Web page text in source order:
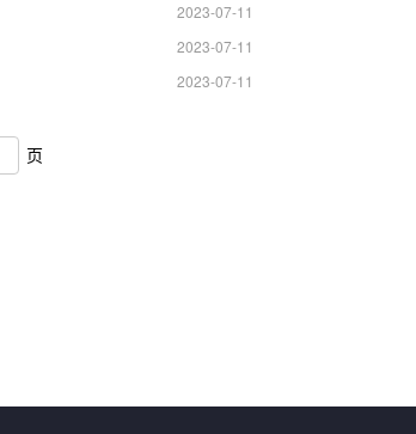
2023-07-11
2023-07-11
2023-07-11
页